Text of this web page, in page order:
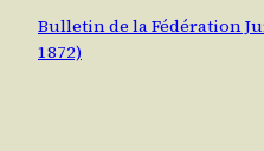
Bulletin de la Fédération
1872)